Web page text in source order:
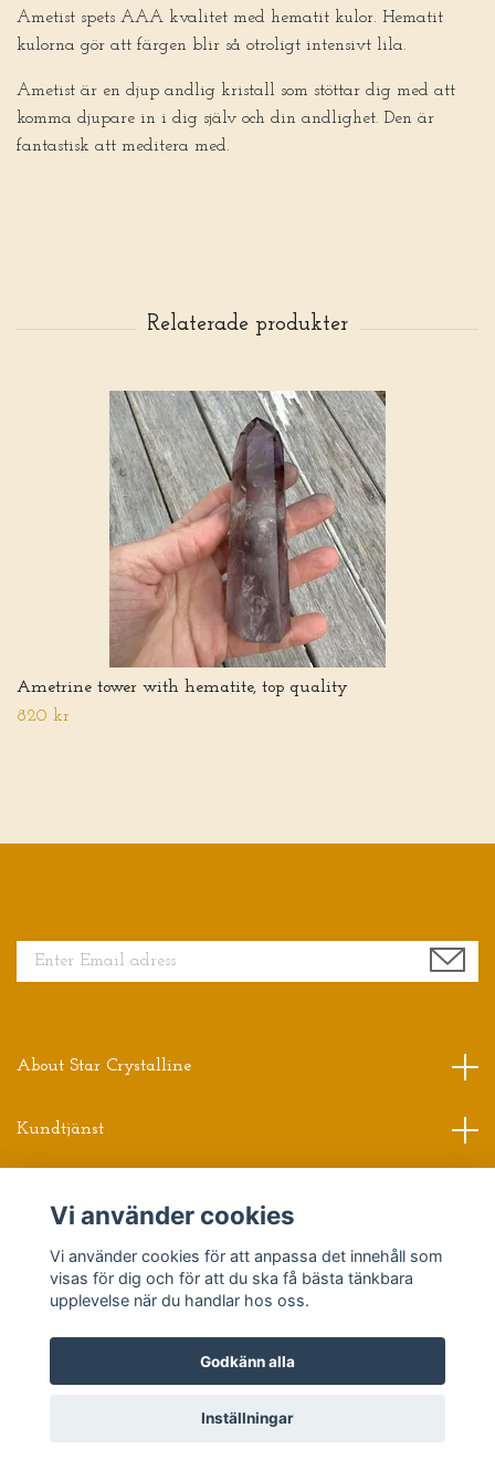
Ametist spets AAA kvalitet med hematit kulor. Hematit
kulorna gör att färgen blir så otroligt intensivt lila.
Ametist är en djup andlig kristall som stöttar dig med att
komma djupare in i dig själv och din andlighet. Den är
fantastisk att meditera med.
Ametrine tower with hematite, top quality
820 kr
About Star Crystalline
Kundtjänst
Sociala medier
© 2026 Star Crystalline Powered by Quickbutik
Vi använder cookies
Vi använder cookies för att anpassa det innehåll som
visas för dig och för att du ska få bästa tänkbara
upplevelse när du handlar hos oss.
Godkänn alla
Inställningar